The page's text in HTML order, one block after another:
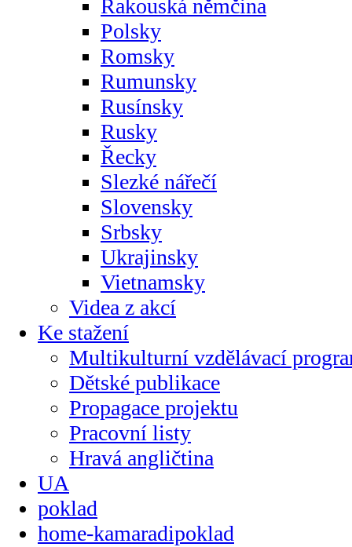
Rakouská němčina
Polsky
Romsky
Rumunsky
Rusínsky
Rusky
Řecky
Slezké nářečí
Slovensky
Srbsky
Ukrajinsky
Vietnamsky
Videa z akcí
Ke stažení
Multikulturní vzdělávací
Dětské publikace
Propagace projektu
Pracovní listy
Hravá angličtina
UA
poklad
home-kamaradipoklad